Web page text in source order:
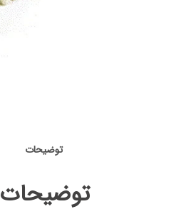
توضیحات
توضیحات